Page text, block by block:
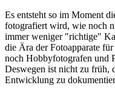
Es entsteht so im Moment
fotografiert wird, wie noch
immer weniger "richtige"
die Ära der Fotoapparate
noch Hobbyfotografen und
Deswegen ist nicht zu früh,
Entwicklung zu